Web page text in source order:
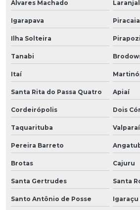
Álvares Machado
Igarapava Piracaia
Ilha Solteira
Tanabi
Itaí
Santa Rita do Passa Quatro Apiaí
Cordeirópolis Dois
Taquarituba
Pereira Barreto
Brotas Cajuru
Santa Gertrudes Santa
Santo Antônio de Posse